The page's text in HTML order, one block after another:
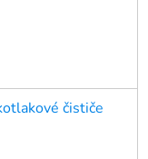
čističe